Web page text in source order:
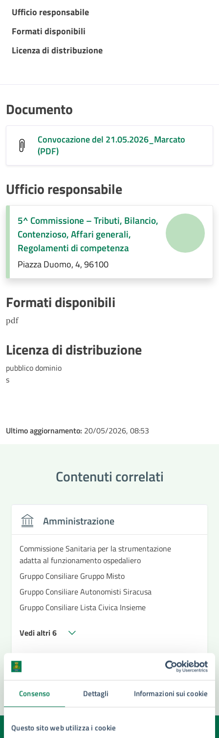
Consenso Dettagli Informazioni sui cookie
Questo sito web utilizza i cookie
Ufficio responsabile
Formati disponibili
Licenza di distribuzione
Documento
Convocazione del 21.05.2026_Marcato
(PDF)
Ufficio responsabile
5^ Commissione – Tributi, Bilancio,
Contenzioso, Affari generali,
Regolamenti di competenza
Piazza Duomo, 4, 96100
Formati disponibili
pdf
Licenza di distribuzione
pubblico dominio
s
Ultimo aggiornamento: 20/05/2026, 08:53
Contenuti correlati
Amministrazione
Commissione Sanitaria per la strumentazione
adatta al funzionamento ospedaliero
Gruppo Consiliare Gruppo Misto
Gruppo Consiliare Autonomisti Siracusa
Gruppo Consiliare Lista Civica Insieme
Vedi altri 6